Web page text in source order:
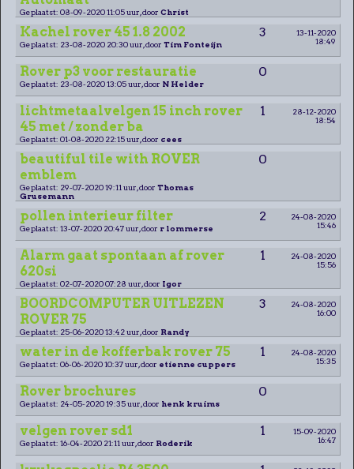
Geplaatst: 08-09-2020 11:05 uur, door Christ
Kachel rover 45 1.8 2002 3
13-11-2020
18:49
Geplaatst: 23-08-2020 20:30 uur, door Tim Fonteijn
Rover p3 voor restauratie 0
Geplaatst: 23-08-2020 13:05 uur, door N Helder
lichtmetaalvelgen 15 inch rover
45 met / zonder ba
1
28-12-2020
18:54
Geplaatst: 01-08-2020 22:15 uur, door cees
beautiful tile with ROVER
emblem
0
Geplaatst: 29-07-2020 19:11 uur, door Thomas
Grusemann
pollen interieur filter 2
24-08-2020
15:46
Geplaatst: 13-07-2020 20:47 uur, door r lommerse
Alarm gaat spontaan af rover
620si
1
24-08-2020
15:56
Geplaatst: 02-07-2020 07:28 uur, door Igor
BOORDCOMPUTER UITLEZEN
ROVER 75
3
24-08-2020
16:00
Geplaatst: 25-06-2020 13:42 uur, door Randy
water in de kofferbak rover 75 1
24-08-2020
15:35
Geplaatst: 06-06-2020 10:37 uur, door etienne cuppers
Rover brochures 0
Geplaatst: 24-05-2020 19:35 uur, door henk kruims
velgen rover sd1 1
15-09-2020
16:47
Geplaatst: 16-04-2020 21:11 uur, door Roderik